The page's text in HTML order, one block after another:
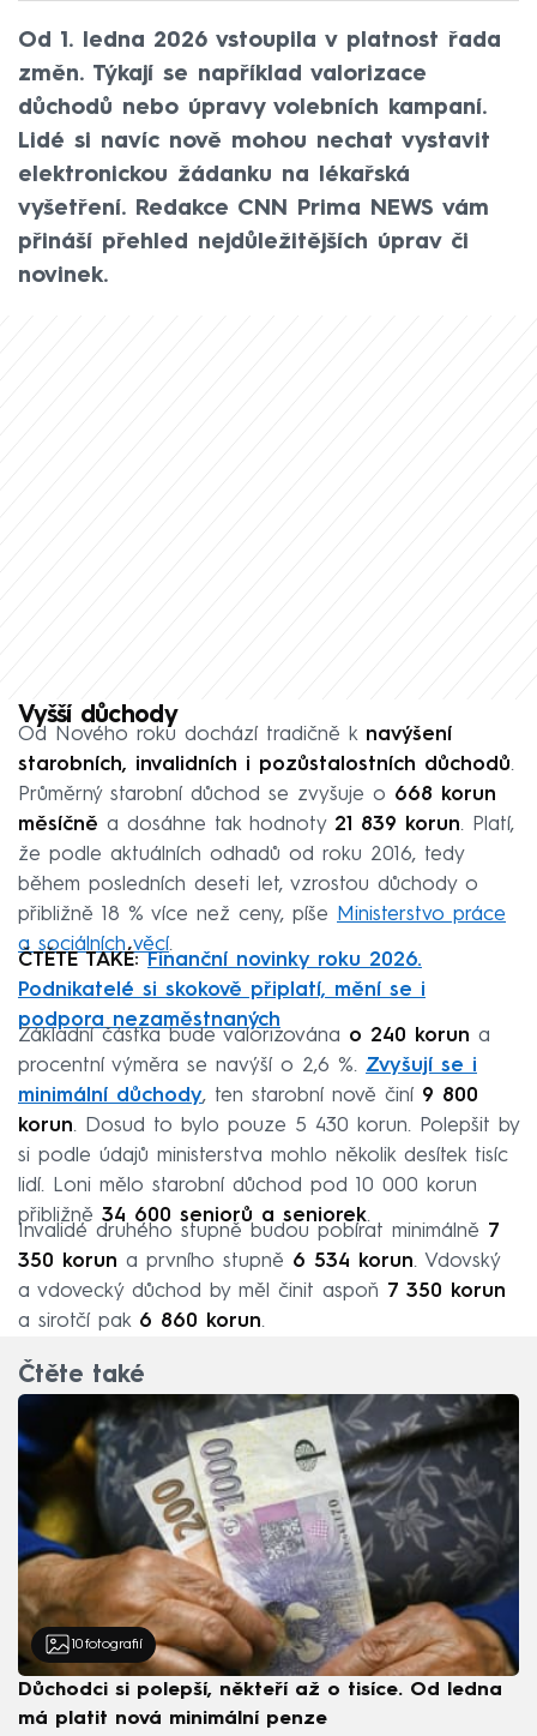
Od 1. ledna 2026 vstoupila v platnost řada
změn. Týkají se například valorizace
důchodů nebo úpravy volebních kampaní.
Lidé si navíc nově mohou nechat vystavit
elektronickou žádanku na lékařská
vyšetření. Redakce CNN Prima NEWS vám
přináší přehled nejdůležitějších úprav či
novinek.
Vyšší důchody
Od Nového roku dochází tradičně k navýšení
starobních, invalidních i pozůstalostních důchodů.
Průměrný starobní důchod se zvyšuje o 668 korun
měsíčně a dosáhne tak hodnoty 21 839 korun. Platí,
že podle aktuálních odhadů od roku 2016, tedy
během posledních deseti let, vzrostou důchody o
přibližně 18 % více než ceny, píše
Ministerstvo práce
a sociálních věcí.
ČTĚTE TAKÉ:
Finanční novinky roku 2026.
Podnikatelé si skokově připlatí, mění se i
podpora nezaměstnaných
Základní částka bude valorizována o 240 korun a
procentní výměra se navýší o 2,6 %. Zvyšují se i
minimální důchody, ten starobní nově činí 9 800
korun. Dosud to bylo pouze 5 430 korun. Polepšit by
si podle údajů ministerstva mohlo několik desítek tisíc
lidí. Loni mělo starobní důchod pod 10 000 korun
přibližně 34 600 seniorů a seniorek.
Invalidé druhého stupně budou pobírat minimálně 7
350 korun a prvního stupně 6 534 korun. Vdovský
a vdovecký důchod by měl činit aspoň 7 350 korun
a sirotčí pak 6 860 korun.
Čtěte také
10 fotografií
Důchodci si polepší, někteří až o tisíce. Od ledna
má platit nová minimální penze